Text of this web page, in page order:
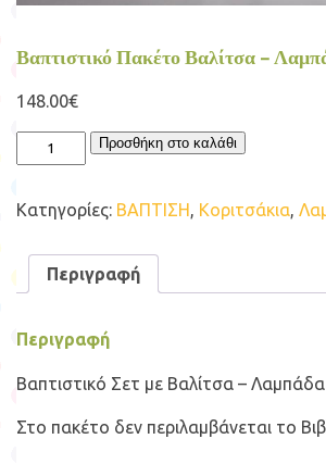
Βαπτιστικό Πακέτο Βαλίτσα –
148.00€
Βαπτιστικό
Πακέτο
–
Λαμπάδα
Λαδοσετ
ποσότητα
Προσθήκη στο καλάθι
Κατηγορίες: ΒΑΠΤΙΣΗ , Κοριτσάκια,
Περιγραφή
Περιγραφή
Βαπτιστικό Σετ με Βαλίτσα –
Στο πακέτο δεν περιλαμβάνεται το